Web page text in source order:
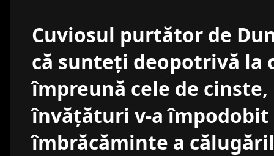
Cuviosul purtător de
că sunteţi deopotrivă la
împreună cele de
învăţături v-a împodobit
îmbrăcăminte a